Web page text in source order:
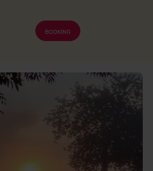
BOOKING